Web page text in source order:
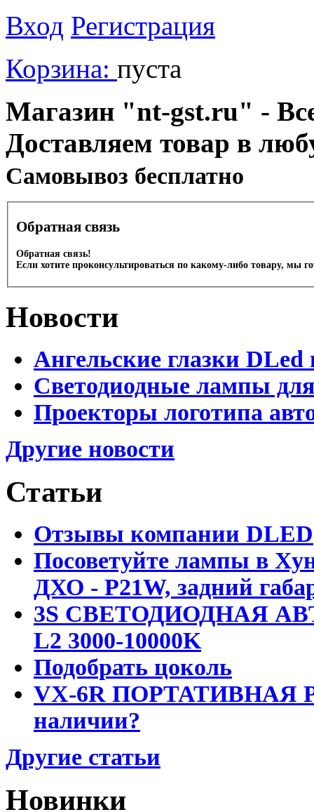
Вход Регистрация
Корзина: пуста
Магазин "nt-gst.ru" -
Доставляем товар в
Cамовывоз бесплатно
Обратная связь
Обратная связь!
Если хотите проконсультироваться по какому-либо товару, мы
Новости
Ангельские глазки DLed
Светодиодные лампы
Проекторы логотипа
Другие новости
Статьи
Отзывы компании DLED
Посоветуйте лампы в
ДХО - P21W, задний
3S СВЕТОДИОДНАЯ
L2 3000-10000K
Подобрать цоколь
VX-6R ПОРТАТИВНАЯ
наличии?
Другие статьи
Новинки